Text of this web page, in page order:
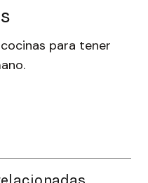
para tener